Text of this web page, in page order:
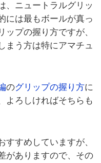
、ニュートラルグリッ
には最もボールが真っ
プの握り方ですが、
まう方は特にアマチュ
のグリップの握り方に
よろしければそちらも
すめしていますが、
がありますので、その